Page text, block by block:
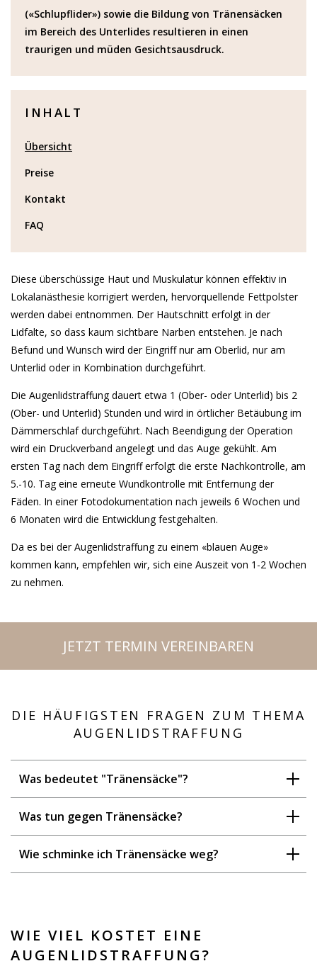
(«Schlupflider») sowie die Bildung von Tränensäcken
im Bereich des Unterlides resultieren in einen
traurigen und müden Gesichtsausdruck.
INHALT
Übersicht
Preise
Kontakt
FAQ
Diese überschüssige Haut und Muskulatur können effektiv in
Lokalanästhesie korrigiert werden, hervorquellende Fettpolster
werden dabei entnommen. Der Hautschnitt erfolgt in der
Lidfalte, so dass kaum sichtbare Narben entstehen. Je nach
Befund und Wunsch wird der Eingriff nur am Oberlid, nur am
Unterlid oder in Kombination durchgeführt.
Die Augenlidstraffung dauert etwa 1 (Ober- oder Unterlid) bis 2
(Ober- und Unterlid) Stunden und wird in örtlicher Betäubung im
Dämmerschlaf durchgeführt. Nach Beendigung der Operation
wird ein Druckverband angelegt und das Auge gekühlt. Am
ersten Tag nach dem Eingriff erfolgt die erste Nachkontrolle, am
5.-10. Tag eine erneute Wundkontrolle mit Entfernung der
Fäden. In einer Fotodokumentation nach jeweils 6 Wochen und
6 Monaten wird die Entwicklung festgehalten.
Da es bei der Augenlidstraffung zu einem «blauen Auge»
kommen kann, empfehlen wir, sich eine Auszeit von 1-2 Wochen
zu nehmen.
JETZT TERMIN VEREINBAREN
DIE HÄUFIGSTEN FRAGEN ZUM THEMA
AUGENLID­STRAFFUNG
Was bedeutet "Tränensäcke"?
Was tun gegen Tränensäcke?
Wie schminke ich Tränensäcke weg?
WIE VIEL KOSTET EINE
AUGENLIDSTRAFFUNG?